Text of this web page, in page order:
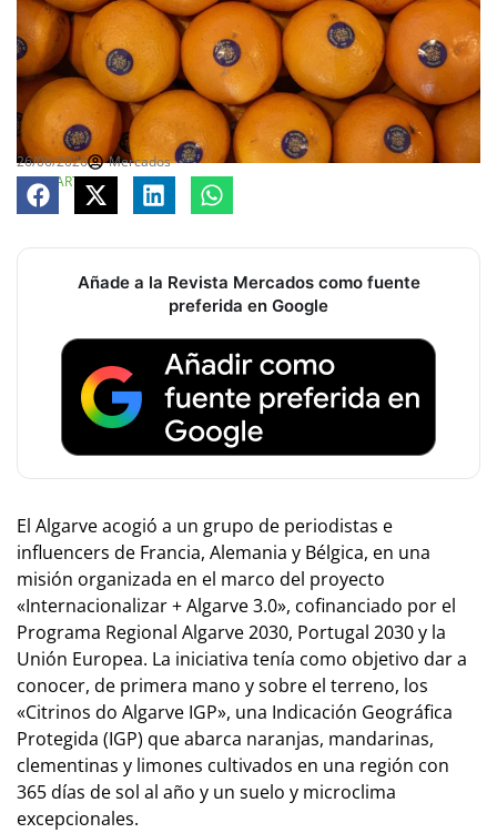
26/06/2026
Mercados
COMPARTE
Añade a la Revista Mercados como fuente
preferida en Google
El Algarve acogió a un grupo de periodistas e
influencers de Francia, Alemania y Bélgica, en una
misión organizada en el marco del proyecto
«Internacionalizar + Algarve 3.0», cofinanciado por el
Programa Regional Algarve 2030, Portugal 2030 y la
Unión Europea. La iniciativa tenía como objetivo dar a
conocer, de primera mano y sobre el terreno, los
«Citrinos do Algarve IGP», una Indicación Geográfica
Protegida (IGP) que abarca naranjas, mandarinas,
clementinas y limones cultivados en una región con
365 días de sol al año y un suelo y microclima
excepcionales.